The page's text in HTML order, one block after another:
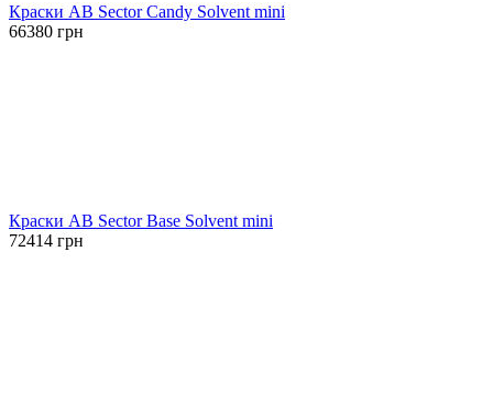
Краски AB Sector Candy Solvent mini
66380 грн
Краски AB Sector Base Solvent mini
72414 грн